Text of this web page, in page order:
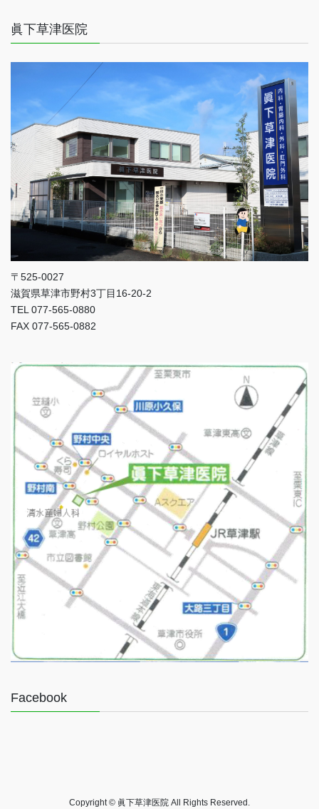
眞下草津医院
〒525-0027
滋賀県草津市野村3丁目16-20-2
TEL 077-565-0880
FAX 077-565-0882
Facebook
Copyright © 眞下草津医院 All Rights Reserved.